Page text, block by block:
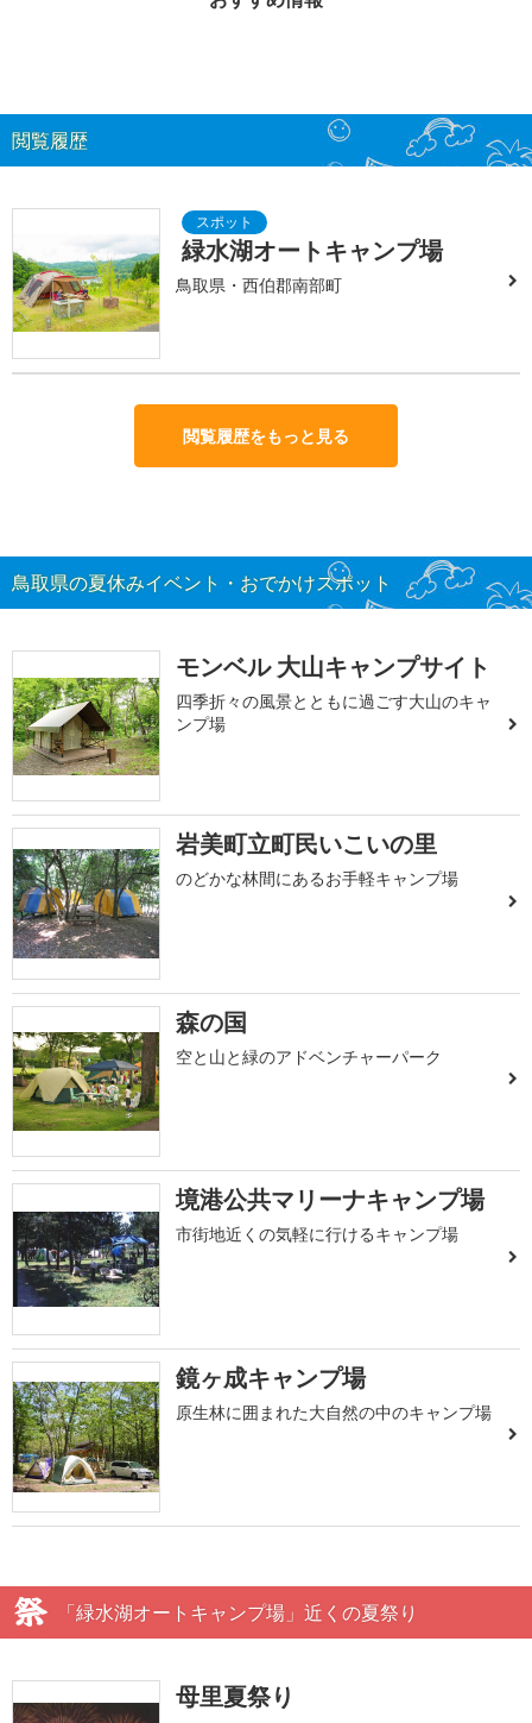
閲覧履歴
緑水湖オートキャンプ場
鳥取県・西伯郡南部町
閲覧履歴をもっと見る
鳥取県の夏休みイベント・おでかけスポット
モンベル 大山キャンプサイト
四季折々の風景とともに過ごす大山のキャ
ンプ場
岩美町立町民いこいの里
のどかな林間にあるお手軽キャンプ場
森の国
空と山と緑のアドベンチャーパーク
境港公共マリーナキャンプ場
市街地近くの気軽に行けるキャンプ場
鏡ヶ成キャンプ場
原生林に囲まれた大自然の中のキャンプ場
「緑水湖オートキャンプ場」近くの夏祭り
母里夏祭り